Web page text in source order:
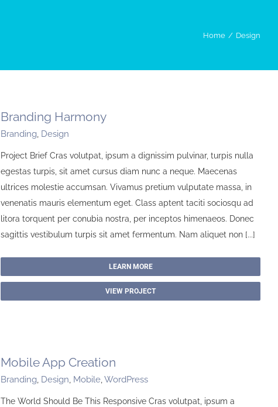
Home Design
Branding Harmony
Branding, Design
Project Brief Cras volutpat, ipsum a dignissim pulvinar, turpis nulla
egestas turpis, sit amet cursus diam nunc a neque. Maecenas
ultrices molestie accumsan. Vivamus pretium vulputate massa, in
venenatis mauris elementum eget. Class aptent taciti sociosqu ad
litora torquent per conubia nostra, per inceptos himenaeos. Donec
sagittis vestibulum turpis sit amet fermentum. Nam aliquet non [...]
LEARN MORE
VIEW PROJECT
Mobile App Creation
Branding, Design, Mobile,WordPress
The World Should Be This Responsive Cras volutpat, ipsum a